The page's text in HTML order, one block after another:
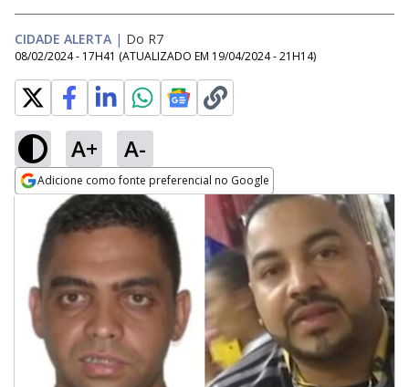
CIDADE ALERTA | Do R7
08/02/2024 - 17H41 (ATUALIZADO EM 19/04/2024 - 21H14)
A+ A-
Adicione como fonte preferencial no Google
Opens in new window